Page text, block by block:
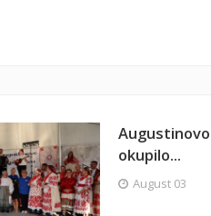
okupilo...
August 03